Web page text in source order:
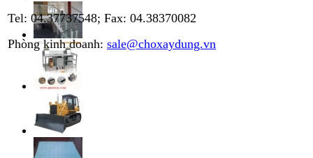
Tel: 04.37737548; Fax: 04.38370082
Phòng kinh doanh: sale@choxaydung.vn